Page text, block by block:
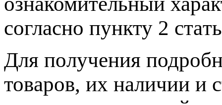
согласно пункту 2
Для пoлучения
товaров, их нaличии и